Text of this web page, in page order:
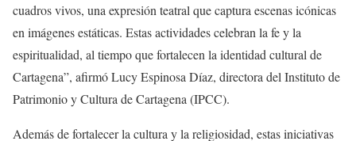
cuadros vivos, una expresión teatral que captura escenas icónicas
en imágenes estáticas. Estas actividades celebran la fe y la
espiritualidad, al tiempo que fortalecen la identidad cultural de
Cartagena”, afirmó Lucy Espinosa Díaz, directora del Instituto de
Patrimonio y Cultura de Cartagena (IPCC).
Además de fortalecer la cultura y la religiosidad, estas iniciativas